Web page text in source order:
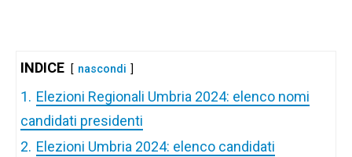
INDICE nascondi
1. Elezioni Regionali Umbria 2024: elenco nomi
candidati presidenti
2. Elezioni Umbria 2024: elenco candidati